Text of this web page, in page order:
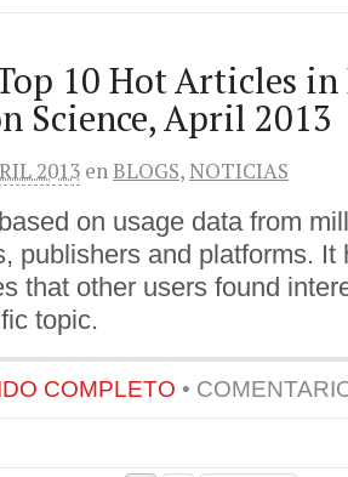
10 Hot Articles
Science, April 2013
2013 enBLOGS,NOTICIAS
on usage data from
publishers and platforms. It
that other users found
topic.
COMPLETO •